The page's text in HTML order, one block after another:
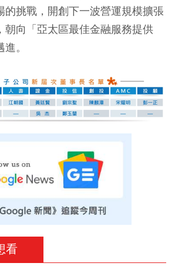
的挑戰，開創下一波營運規模擴張
朝向「亞太區最佳金融服務提供
。
看